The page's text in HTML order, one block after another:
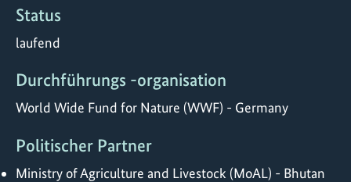
Status
laufend
Durchführungs -organisation
World Wide Fund for Nature (WWF) - Germany
Politischer Partner
Ministry of Agriculture and Livestock (MoAL) - Bhutan